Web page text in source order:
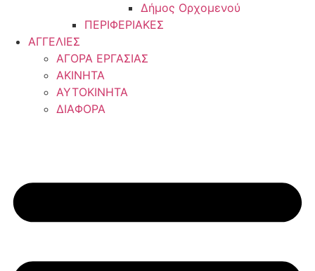
Δήμος Ορχομενού
ΠΕΡΙΦΕΡΙΑΚΕΣ
ΑΓΓΕΛΙΕΣ
ΑΓΟΡΑ ΕΡΓΑΣΙΑΣ
ΑΚΙΝΗΤΑ
ΑΥΤΟΚΙΝΗΤΑ
ΔΙΑΦΟΡΑ